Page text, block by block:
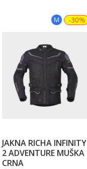
M -30%
JAKNA RICHA INFINITY
2 ADVENTURE MUŠKA
CRNA